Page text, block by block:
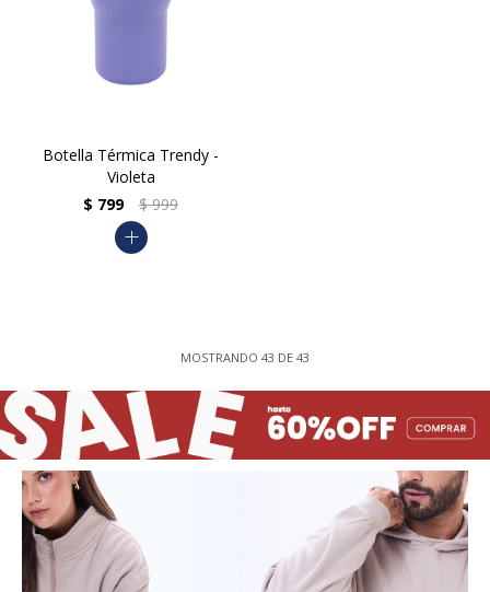
Botella Térmica Trendy -
Violeta
$ 799 $ 999
add
MOSTRANDO 43 DE 43